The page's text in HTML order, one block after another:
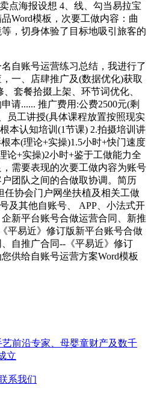
点海报设想 4、线、勾当易拉宝
Word模板，次要工做内容：曲
，切身体验了目标地吸引旅客的
账号运营练习总结，我进行了
一、店肆推广及(数据优化)获取
套餐拾掇上架、环节词优化、
请...... 推广费用:公费2500元(剩
员工讲授(具体课程放置按照现实
本认知培训(1节课) 2.拍摄培训讲
本(理论+实操)1.5小时+快门速度
论+实操)2小时+鉴于工做能力全
需要表现的次要工做内容为账号
团队之间的合做取协调。简历
任协会门户网坐扶植及相关工做
及其他自账号、 APP、小法式开
新平台账号合做运营合同、新推
平易近》修订版新平台账号合做
自推广合同--《平易近》修订
供给自账号运营方案Word模板
前沿专家、母婴童财产及数千
立
系我们